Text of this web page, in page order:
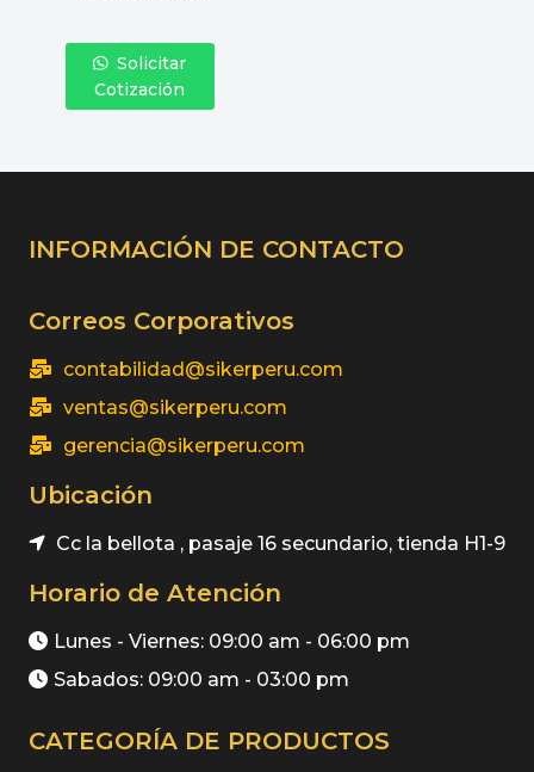
Solicitar
Cotización
INFORMACIÓN DE CONTACTO
Correos Corporativos
contabilidad@sikerperu.com
ventas@sikerperu.com
gerencia@sikerperu.com
Ubicación
Cc la bellota , pasaje 16 secundario, tienda H1-9
Horario de Atención
Lunes - Viernes: 09:00 am - 06:00 pm
Sabados: 09:00 am - 03:00 pm
CATEGORÍA DE PRODUCTOS